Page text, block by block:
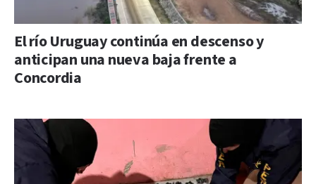
El río Uruguay continúa en descenso y
anticipan una nueva baja frente a
Concordia